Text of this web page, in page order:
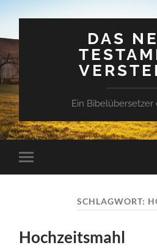
DAS
Ein Bibelübersetzer
Mobile-
Menü
SCHLAGWORT:
Hochzeitsmahl